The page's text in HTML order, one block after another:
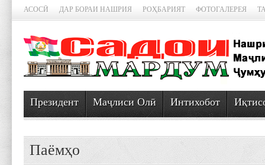
АСОСӢ ДАР БОРАИ НАШРИЯ РОҲБАРИЯТ ФОТОГАЛЕРЕЯ
Президент Маҷлиси Олӣ Интихобот
Паёмҳо